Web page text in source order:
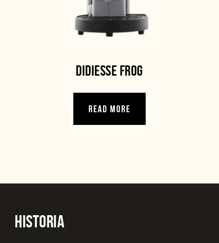
DIDIESSE FROG
READ MORE
HISTORIA